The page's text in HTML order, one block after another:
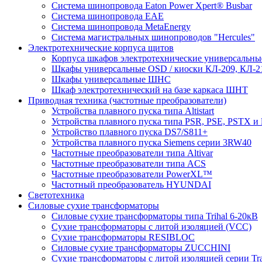
Система шинопровода Eaton Power Xpert® Busbar
Система шинопровода EAE
Система шинопровода MetaEnergy
Система магистральных шинопроводов "Hercules"
Электротехнические корпуса щитов
Корпуса шкафов электротехнические
Шкафы универсальные OSD / киоски КЛ-209, КЛ-
Шкафы универсальные ШНС
Шкаф электротехнический на базе каркаса ШНТ
Приводная техника (частотные преобразователи)
Устройства плавного пуска типа Altistart
Устройства плавного пуска типа PSR, PSE, PSTX и
Устройство плавного пуска DS7/S811+
Устройства плавного пуска Siemens серии 3RW40
Частотные преобразователи типа Altivar
Частотные преобразователи типа ACS
Частотные преобразователи PowerXL™
Частотный преобразователь HYUNDAI
Светотехника
Силовые сухие трансформаторы
Силовые сухие трансформаторы типа Trihal 6-20кВ
Сухие трансформаторы с литой изоляцией (VCC)
Сухие трансформаторы RESIBLOC
Силовые сухие трансформаторы ZUCCHINI
Сухие трансформаторы с литой изоляцией серии